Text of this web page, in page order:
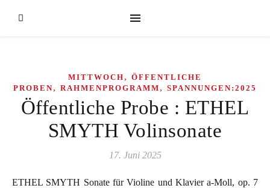
MITTWOCH , ÖFFENTLICHE
PROBEN, RAHMENPROGRAMM , SPANNUNGEN:2025
Öffentliche Probe : ETHEL
SMYTH Volinsonate
17. Juni 2025
ETHEL SMYTH Sonate für Violine und Klavier a-Moll, op. 7